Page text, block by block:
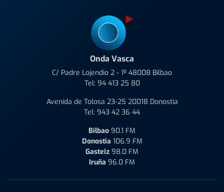
Onda Vasca
C/ Padre Lojendio 2 - 1º 48008 Bilbao
Tel: 94 413 25 80
Avenida de Tolosa 23-25 20018 Donostia
Tel: 943 42 36 44
Bilbao 90.1 FM
Donostia 106.9 FM
Gasteiz 98.0 FM
Iruña 96.0 FM